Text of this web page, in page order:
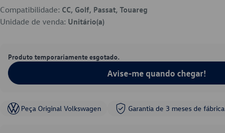
Compatibilidade: CC, Golf, Passat, Touareg
Unidade de venda: Unitário(a)
Produto temporariamente esgotado.
Avise-me quando chegar!
Peça Original Volkswagen Garantia de 3 meses de fábrica